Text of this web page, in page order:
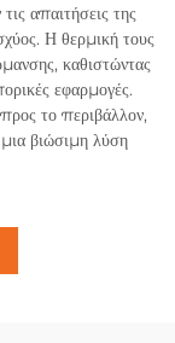
απαιτήσεις της
Η θερμική τους
καθιστώντας
εφαρμογές.
το περιβάλλον,
βιώσιμη λύση